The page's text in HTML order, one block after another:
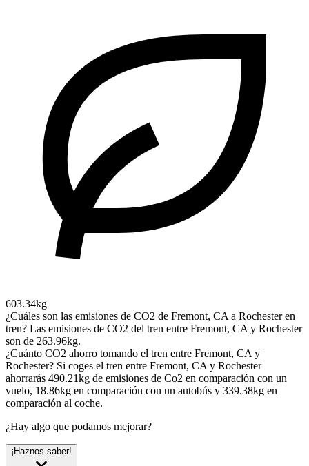
603.34kg
¿Cuáles son las emisiones de CO2 de Fremont, CA a Rochester en
tren? Las emisiones de CO2 del tren entre Fremont, CA y Rochester
son de 263.96kg.
¿Cuánto CO2 ahorro tomando el tren entre Fremont, CA y
Rochester? Si coges el tren entre Fremont, CA y Rochester
ahorrarás 490.21kg de emisiones de Co2 en comparación con un
vuelo, 18.86kg en comparación con un autobús y 339.38kg en
comparación al coche.
¿Hay algo que podamos mejorar?
¡Haznos saber!